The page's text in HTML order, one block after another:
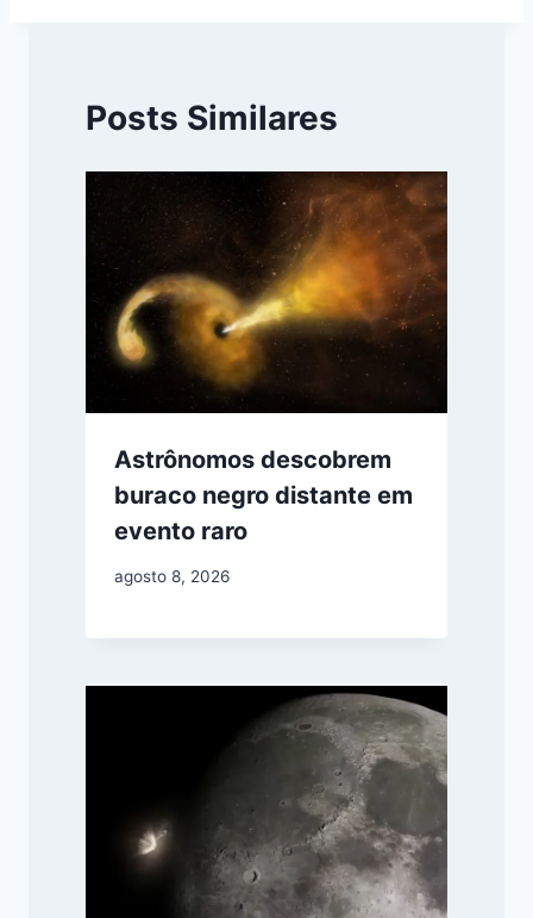
Posts Similares
Astrônomos descobrem
buraco negro distante em
evento raro
agosto 8, 2026